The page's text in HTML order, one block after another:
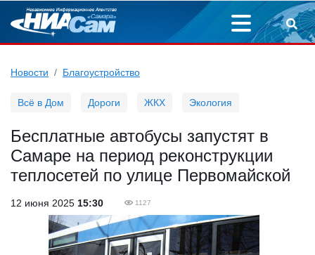
Новости Благоустройство
Всё в Дом Дороги ЖКХ Экология
Бесплатные автобусы запустят в
Самаре на период реконструкции
теплосетей по улице Первомайской
12 июня 2025 15:30 1127